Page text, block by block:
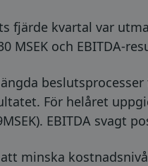
fjärde kvartal var
MSEK och EBITDA-
För helåret
EBITDA svagt
minska